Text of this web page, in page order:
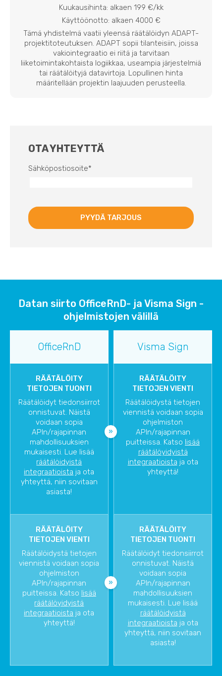
Kuukausihinta: alkaen 199 €/kk
Käyttöönotto: alkaen 4000 €
Tämä yhdistelmä vaatii yleensä räätälöidyn ADAPT-
projektitoteutuksen. ADAPT sopii tilanteisiin, joissa
vakiointegraatio ei riitä ja tarvitaan
liiketoimintakohtaista logiikkaa, useampia järjestelmiä
tai räätälöityjä datavirtoja. Lopullinen hinta
määritellään projektin laajuuden perusteella.
OTA YHTEYTTÄ
Sähköpostiosoite*
Datan siirto OfficeRnD- ja Visma Sign -
ohjelmistojen välillä
OfficeRnD Visma Sign
RÄÄTÄLÖITY
TIETOJEN TUONTI
Räätälöidyt tiedonsiirrot
onnistuvat. Näistä
voidaan sopia
APIn/rajapinnan
mahdollisuuksien
mukaisesti. Lue lisää
räätälöidyistä
integraatioista ja ota
yhteyttä, niin sovitaan
asiasta!
RÄÄTÄLÖITY
TIETOJEN VIENTI
Räätälöidystä tietojen
viennistä voidaan sopia
ohjelmiston
APIn/rajapinnan
puitteissa. Katso lisää
räätälöyidyistä
integraatioista ja ota
yhteyttä!
RÄÄTÄLÖITY
TIETOJEN VIENTI
Räätälöidystä tietojen
viennistä voidaan sopia
ohjelmiston
APIn/rajapinnan
puitteissa. Katso lisää
räätälöyidyistä
integraatioista ja ota
yhteyttä!
RÄÄTÄLÖITY
TIETOJEN TUONTI
Räätälöidyt tiedonsiirrot
onnistuvat. Näistä
voidaan sopia
APIn/rajapinnan
mahdollisuuksien
mukaisesti. Lue lisää
räätälöidyistä
integraatioista ja ota
yhteyttä, niin sovitaan
asiasta!